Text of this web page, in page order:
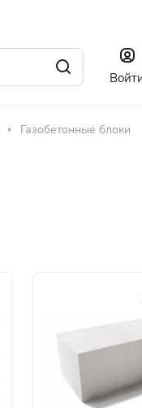
Газобетонные блоки